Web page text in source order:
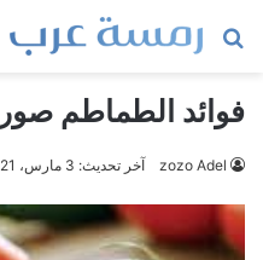
بحث
فوائد الطماطم
zozo Adel آخر تحديث: 3 مارس، 2021